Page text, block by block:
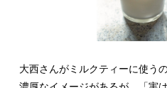
大西さんがミルクティーに使う